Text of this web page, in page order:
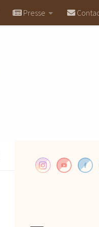
Presse